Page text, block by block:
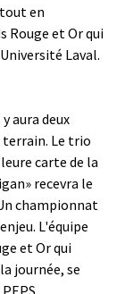
en
Rouge et Or qui
Laval.
aura deux
terrain. Le trio
carte de la
recevra le
championnat
L'équipe
et Or qui
journée, se